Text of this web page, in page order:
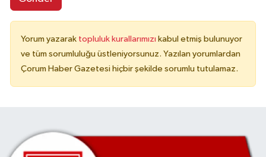
Yorum yazarak topluluk kurallarımızı kabul etmiş bulunuyor
ve tüm sorumluluğu üstleniyorsunuz. Yazılan yorumlardan
Çorum Haber Gazetesi hiçbir şekilde sorumlu tutulamaz.